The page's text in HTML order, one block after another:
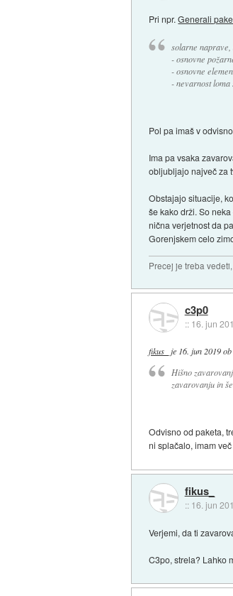
Pri npr.Generali
solarne
- osnovne
- osnovne
- nevarnost loma
Pol pa imaš v
Ima pa vsaka
obljubljajo največ za
Obstajajo situacije,
še kako drži. So
nična verjetnost da
Gorenjskem celo
Precej je treba
c3p0
:: 16. jun
fikus_ je 16. jun 2019
Hišno
zavarovanju in
Odvisno od paketa,
ni splačalo, imam
fikus_
:: 16. jun
Verjemi, da ti
C3po, strela? Lahko